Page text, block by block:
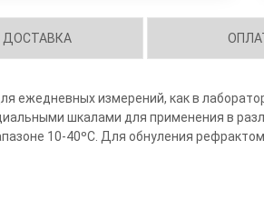
ДОСТАВКА
ежедневных измерений, как в
шкалами для применения в
10-40ºС. Для обнуления